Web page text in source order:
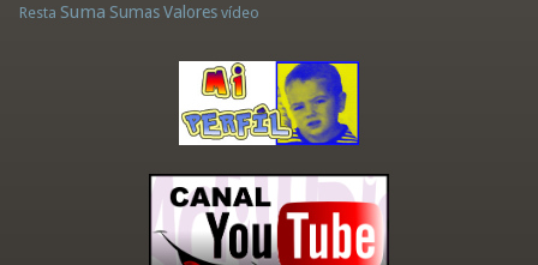
Resta Suma Sumas Valores vídeo